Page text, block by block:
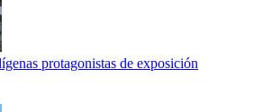
protagonistas de exposición